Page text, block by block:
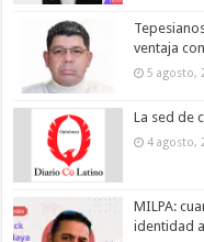
ventaja
5 agosto,
La sed de
4 agosto,
MILPA:
identidad